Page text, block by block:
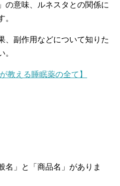
の意味、ルネスタとの関係に
。
、副作用などについて知りた
。
教える睡眠薬の全て】
名」と「商品名」がありま